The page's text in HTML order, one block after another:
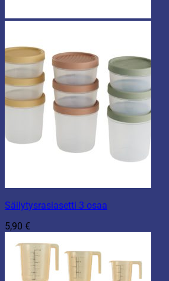
Säilytysrasiasetti 3 osaa
5,90 €